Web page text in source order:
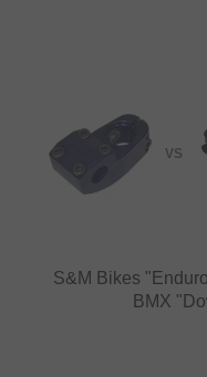
VS
S&M Bikes
BMX